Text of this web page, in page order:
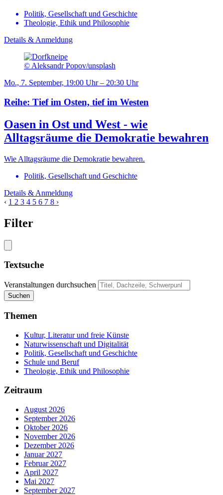
Politik, Gesellschaft und Geschichte
Theologie, Ethik und Philosophie
Details & Anmeldung
© Aleksandr Popov/unsplash
Mo., 7. September, 19:00 Uhr – 20:30 Uhr
Reihe: Tief im Osten, tief im Westen
Oasen in Ost und West - wie
Alltagsräume die Demokratie bewahren
Wie Alltagsräume die Demokratie bewahren.
Politik, Gesellschaft und Geschichte
Details & Anmeldung
‹ 1 2 3 4 5 6 7 8 ›
Filter
Textsuche
Veranstaltungen durchsuchen
Suchen
Themen
Kultur, Literatur und freie Künste
Naturwissenschaft und Digitalität
Politik, Gesellschaft und Geschichte
Schule und Beruf
Theologie, Ethik und Philosophie
Zeitraum
August 2026
September 2026
Oktober 2026
November 2026
Dezember 2026
Januar 2027
Februar 2027
April 2027
Mai 2027
September 2027